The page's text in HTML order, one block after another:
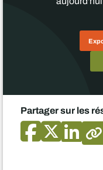
Partager sur les